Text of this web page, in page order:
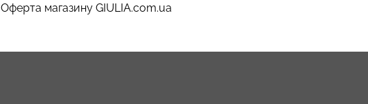
Оферта магазину GIULIA.com.ua